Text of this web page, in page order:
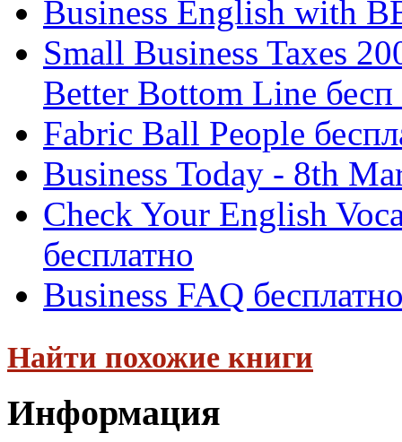
Business English with
Small Business Taxes
Better Bottom Line бесп
Fabric Ball People
Business Today - 8th
Check Your English
бесплатно
Business FAQ
Найти похожие книги
Информация